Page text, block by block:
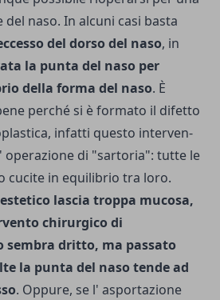
naso. In alcuni casi basta
del dorso del naso, in
la punta del naso per
della forma del naso. È
perché si è for­mato il difetto
infatti questo interven­
operazione di "sar­toria": tutte le
cucite in equilibrio tra loro.
lascia troppa mucosa,
chirurgico di
sembra dritto, ma pas­sato
la punta del naso ten­de ad
. Oppure, se l' asportazione